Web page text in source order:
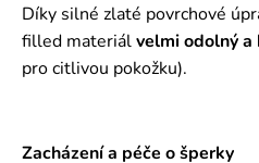
Díky silné zlaté povrchové
filled materiálvelmi odolný
pro citlivou pokožku).
Zacházení a péče o šperky